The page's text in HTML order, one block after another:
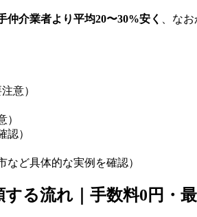
介業者より平均20〜30%安く 、な
意）
）
認）
など具体的な実例を確認）
る流れ｜手数料0円・